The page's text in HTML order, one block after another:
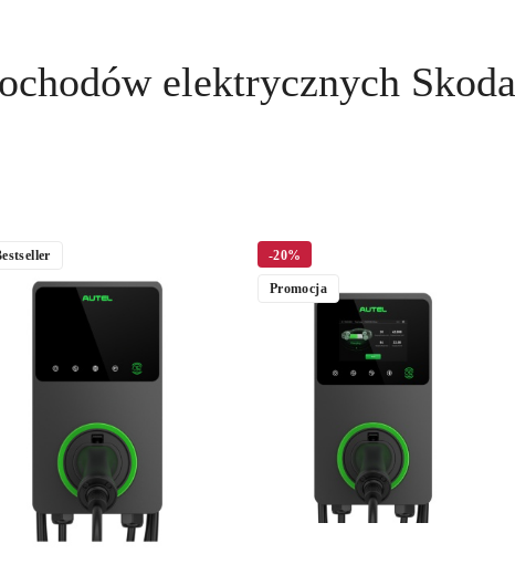
elektrycznych Skoda
-20%
Promocja